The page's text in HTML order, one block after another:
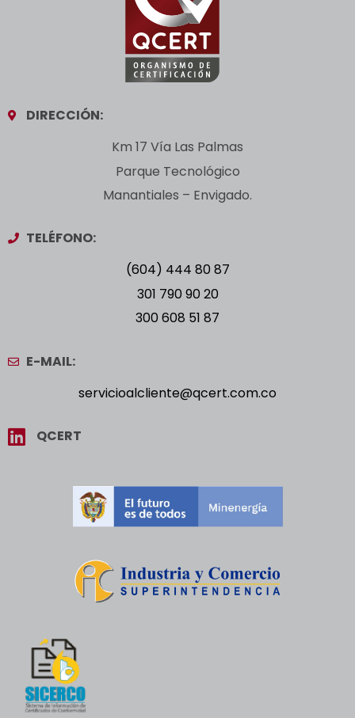
DIRECCIÓN:
Km 17 Vía Las Palmas
Parque Tecnológico
Manantiales – Envigado.
TELÉFONO:
(604) 444 80 87
301 790 90 20
300 608 51 87
E-MAIL:
servicioalcliente@qcert.com.co
QCERT